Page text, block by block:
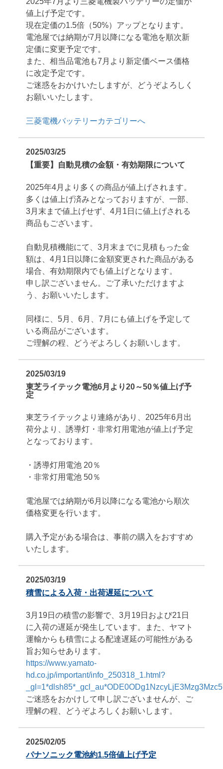
値上げ予定です。
現在定価の1.5倍（50%）アップとなります。
電池屋では納期が7月以降になる電池を順次新
定価に変更予定です。
また、相当品電池も7月より新定価ベース価格
に改定予定です。
ご迷惑をおかけいたしますが、どうぞよろしく
お願いいたします。
三菱電機バッテリーカテゴリーへ
2025/03/25
【重要】自動見積の金額・有効期限について
2025年4月より多くの商品が値上げされます。
多くは値上げ済みとなっておりますが、一部、
3月末まで値上げせず、4月1日に値上げされる
商品もございます。
自動見積機能にて、3月末までに見積もった金
額は、4月1日以降に金額変更された商品がある
場合、有効期限内でも値上げとなります。
申し訳ございません。ご了承いただけますよ
う、お願いいたします。
同様に、5月、6月、7月にも値上げを予定して
いる商品がございます。
ご理解の程、どうぞよろしくお願いします。
2025/03/19
東芝ライテック電池6月より20～50％値上げ予
定
東芝ライテックより連絡があり、2025年6月出
荷分より、誘導灯・非常灯用電池が値上げ予定
となっております。
・誘導灯用電池 20％
・非常灯用電池 50％
電池屋では納期が6月以降になる電池から順次
価格変更を行います。
購入予定がある場合は、事前の購入をおすすめ
いたします。
2025/03/19
積雪による入荷・出荷遅延について
3月19日の積雪の影響で、3月19日および21日
に入荷の遅延が発生しています。また、ヤマト
運輸からも積雪による配達遅延の可能性がある
旨お知らせあります。
https://www.yamato-
hd.co.jp/important/info_250318_1.html?
ご迷惑をおかけして申し訳ございませんが、ご
理解の程、どうぞよろしくお願いします。
2025/02/05
パナソニック電池約1.5倍値上げ予定